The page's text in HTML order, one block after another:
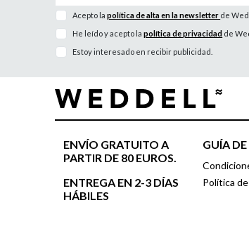
Acepto lapolítica de alta en la newsletter de
He leído y acepto lapolítica de privacidad de
Estoy interesado en recibir publicidad.
ENVÍO GRATUITO A
PARTIR DE 80 EUROS.
ENTREGA EN 2-3 DÍAS
HÁBILES
GUÍA
Política